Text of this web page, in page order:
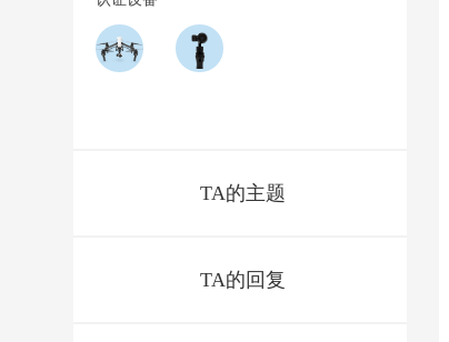
TA的主题
TA的回复